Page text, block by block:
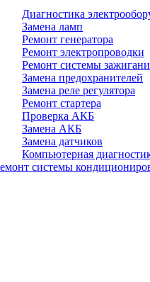
Диагностика
Замена ламп
Ремонт генератора
Ремонт электропроводки
Ремонт системы
Замена предохранителей
Замена реле регулятора
Ремонт стартера
Проверка АКБ
Замена АКБ
Замена датчиков
Компьютерная
системы